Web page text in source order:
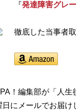
『発達障害グレ
徹底した当事者
！編集部が「人生
日にメールでお届